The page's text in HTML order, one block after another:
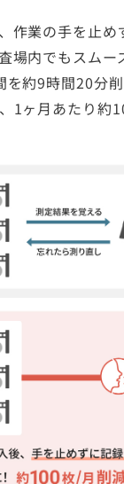
作業の手を止
場内でもスム
を約9時間20分
1ヶ月あたり約